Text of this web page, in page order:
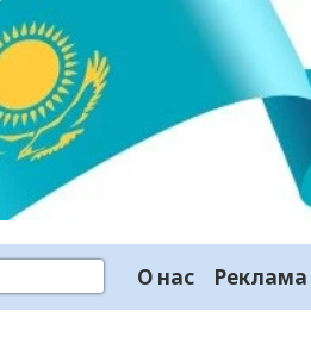
О нас Реклама